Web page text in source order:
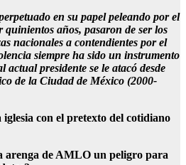
en su papel peleando por el
años, pasaron de ser los
nacionales a contendientes por el
siempre ha sido un instrumento
actual presidente se le atacó desde
de la Ciudad de México (2000-
con el pretexto del cotidiano
arenga de AMLO un peligro para